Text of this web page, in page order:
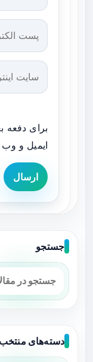
برای دفعه
ایمیل و
ارسال
جستجو
دسته‌های منتخب